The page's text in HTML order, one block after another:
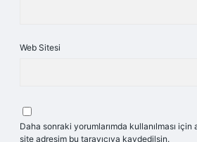
Web Sitesi
Daha sonraki yorumlarımda kullanılması
site adresim bu tarayıcıya kaydedilsin.